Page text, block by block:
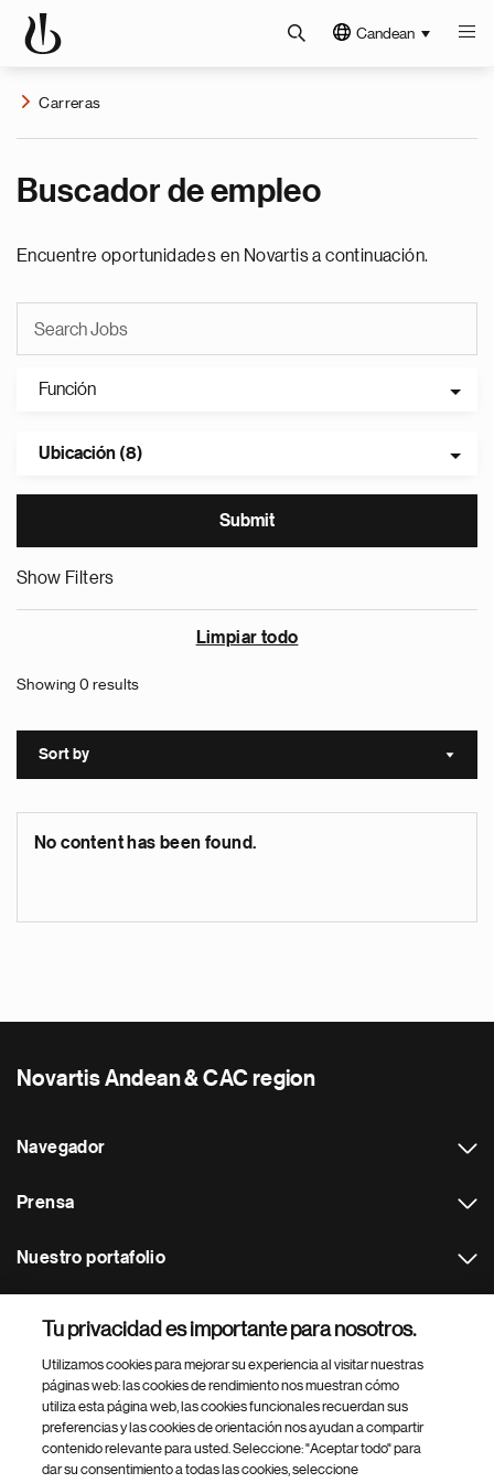
Candean
Carreras
Buscador de empleo
Encuentre oportunidades en Novartis a continuación.
Función
Ubicación (8)
Show Filters
Limpiar todo
Showing 0 results
Sort by Sort
No content has been found.
Novartis Andean & CAC region
Navegador
Prensa
Nuestro portafolio
Footer Site Search
Tu privacidad es importante para nosotros.
Utilizamos cookies para mejorar su experiencia al visitar nuestras
páginas web: las cookies de rendimiento nos muestran cómo
utiliza esta página web, las cookies funcionales recuerdan sus
preferencias y las cookies de orientación nos ayudan a compartir
contenido relevante para usted. Seleccione: "Aceptar todo" para
dar su consentimiento a todas las cookies, seleccione